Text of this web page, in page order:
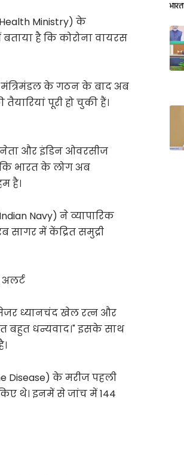
Health Ministry) के
है कि कोरोना वायरस
मंत्रिमंडल के गठन के बाद अब
पूरी हो चुकी हैं।
नेता और इंडिन ओवरसीज
कि भारत के लोग अब
है।
Navy) ने व्यापारिक
में केंद्रित समुद्री
ध्यानचंद खेल रत्न और
बहुत धन्यवाद।" इसके साथ
Disease) के मरीज पहली
थे। इनमें से जांच में 144
भारत